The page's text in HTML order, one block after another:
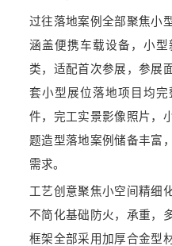
过往落地案例全部聚焦小
涵盖便携车载设备，小
类，适配首次参展，参展
套小型展位落地项目均
件，完工实景影像照片，
题造型落地案例储备丰富
需求。
工艺创意聚焦小空间精细
不简化基础防火，承重，
框架全部采用加厚合金型